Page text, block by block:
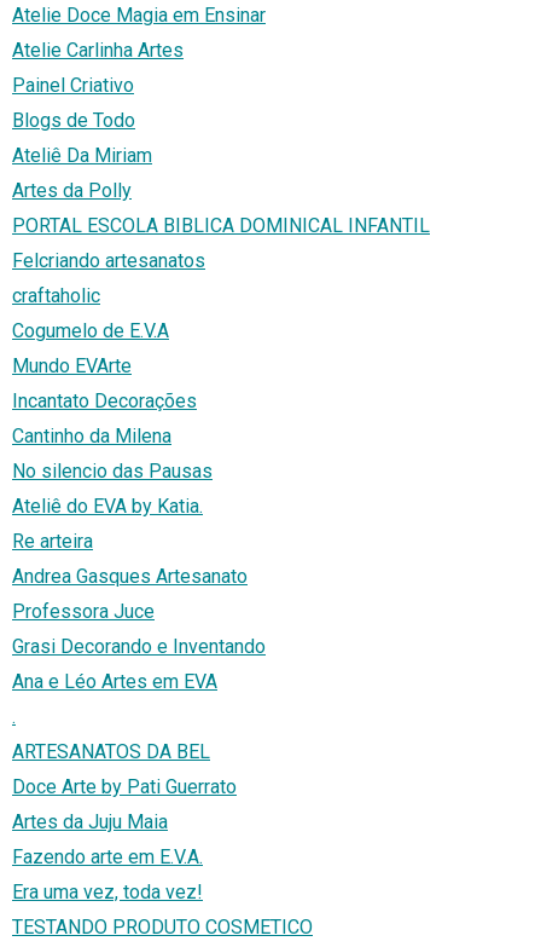
Atelie Doce Magia em Ensinar
Atelie Carlinha Artes
Painel Criativo
Blogs de Todo
Ateliê Da Miriam
Artes da Polly
PORTAL ESCOLA BIBLICA DOMINICAL INFANTIL
Felcriando artesanatos
craftaholic
Cogumelo de E.V.A
Mundo EVArte
Incantato Decorações
Cantinho da Milena
No silencio das Pausas
Ateliê do EVA by Katia.
Re arteira
Andrea Gasques Artesanato
Professora Juce
Grasi Decorando e Inventando
Ana e Léo Artes em EVA
.
ARTESANATOS DA BEL
Doce Arte by Pati Guerrato
Artes da Juju Maia
Fazendo arte em E.V.A.
Era uma vez, toda vez!
TESTANDO PRODUTO COSMETICO